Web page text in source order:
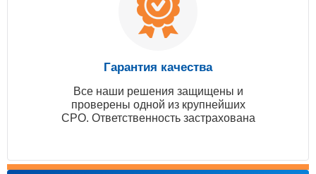
Гарантия качества
Все наши решения защищены и
проверены одной из крупнейших
СРО. Ответственность застрахована